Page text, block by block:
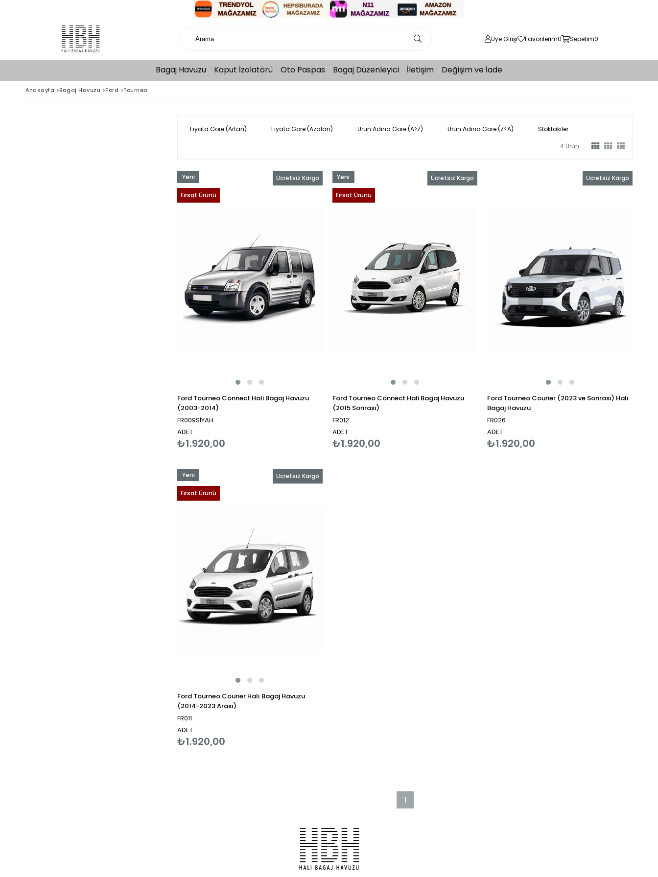
Üye Girişi Favorilerim0 Sepetim0
Bagaj Havuzu Kaput İzolatörü Oto Paspas Bagaj Düzenleyici İletişim Değişim ve İade
Anasayfa >Bagaj Havuzu >Ford >Tourneo
Fiyata Göre (Artan) Fiyata Göre (Azalan) Ürün Adına Göre (A>Z) Ürün Adına Göre (Z<A) Stoktakiler
4 Ürün
Ford Tourneo Connect Hali Bagaj Havuzu
(2003-2014)
FR009SİYAH
ADET
₺1.920,00
Ücretsiz Kargo
Yeni
Ürün
Fırsat Ürünü
Ford Tourneo Connect Hali Bagaj Havuzu
(2015 Sonrası)
FR012
ADET
₺1.920,00
Ücretsiz Kargo
Yeni
Ürün
Fırsat Ürünü
Ford Tourneo Courier (2023 ve Sonrası) Halı
Bagaj Havuzu
FR026
ADET
₺1.920,00
Ücretsiz Kargo
Ford Tourneo Courier Halı Bagaj Havuzu
(2014-2023 Arası)
FR011
ADET
₺1.920,00
Ücretsiz Kargo
Yeni
Ürün
Fırsat Ürünü
1